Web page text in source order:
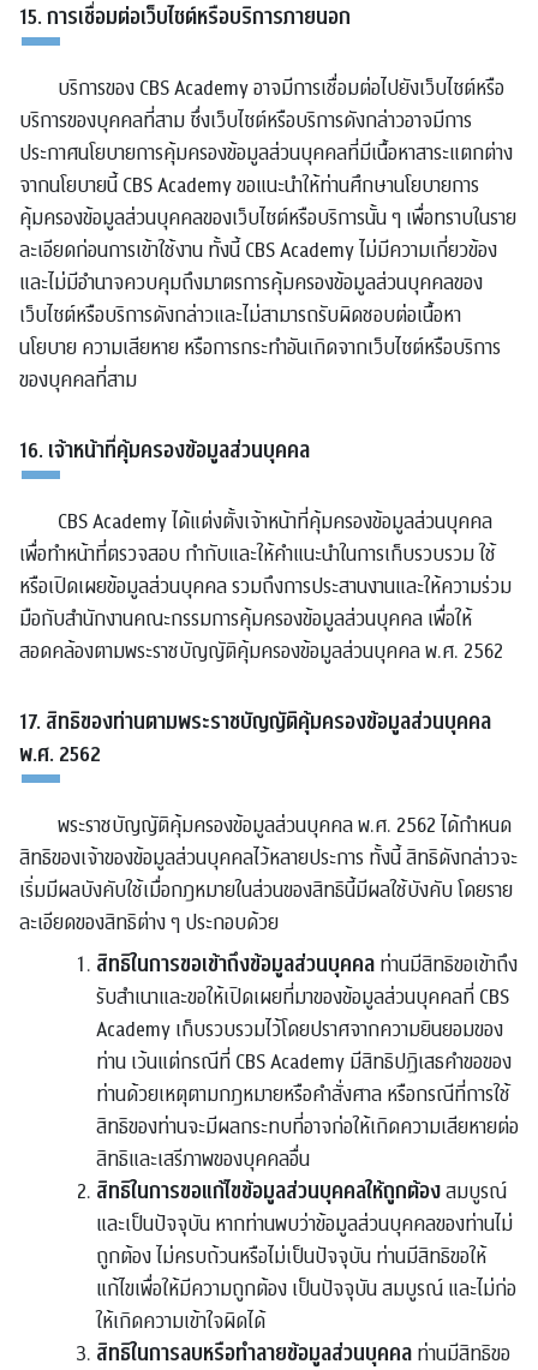
15. การเชื่อมต่อเว็บไซต์หรือบริการภายนอก
บริการของ CBS Academy อาจมีการเชื่อมต่อไปยังเว็บไซต์หรือ
บริการของบุคคลที่สาม ซึ่งเว็บไซต์หรือบริการดังกล่าวอาจมีการ
ประกาศนโยบายการคุ้มครองข้อมูลส่วนบุคคลที่มีเนื้อหาสาระแตกต่าง
จากนโยบายนี้ CBS Academy ขอแนะนำให้ท่านศึกษานโยบายการ
คุ้มครองข้อมูลส่วนบุคคลของเว็บไซต์หรือบริการนั้น ๆ เพื่อทราบในราย
ละเอียดก่อนการเข้าใช้งาน ทั้งนี้ CBS Academy ไม่มีความเกี่ยวข้อง
และไม่มีอำนาจควบคุมถึงมาตรการคุ้มครองข้อมูลส่วนบุคคลของ
เว็บไซต์หรือบริการดังกล่าวและไม่สามารถรับผิดชอบต่อเนื้อหา
นโยบาย ความเสียหาย หรือการกระทำอันเกิดจากเว็บไซต์หรือบริการ
ของบุคคลที่สาม
16. เจ้าหน้าที่คุ้มครองข้อมูลส่วนบุคคล
CBS Academy ได้แต่งตั้งเจ้าหน้าที่คุ้มครองข้อมูลส่วนบุคคล
เพื่อทำหน้าที่ตรวจสอบ กำกับและให้คำแนะนำในการเก็บรวบรวม ใช้
หรือเปิดเผยข้อมูลส่วนบุคคล รวมถึงการประสานงานและให้ความร่วม
มือกับสำนักงานคณะกรรมการคุ้มครองข้อมูลส่วนบุคคล เพื่อให้
สอดคล้องตามพระราชบัญญัติคุ้มครองข้อมูลส่วนบุคคล พ.ศ. 2562
17. สิทธิของท่านตามพระราชบัญญัติคุ้มครองข้อมูลส่วนบุคคล
พ.ศ. 2562
พระราชบัญญัติคุ้มครองข้อมูลส่วนบุคคล พ.ศ. 2562 ได้กำหนด
สิทธิของเจ้าของข้อมูลส่วนบุคคลไว้หลายประการ ทั้งนี้ สิทธิดังกล่าวจะ
เริ่มมีผลบังคับใช้เมื่อกฎหมายในส่วนของสิทธินี้มีผลใช้บังคับ โดยราย
ละเอียดของสิทธิต่าง ๆ ประกอบด้วย
สิทธิในการขอเข้าถึงข้อมูลส่วนบุคคล ท่านมีสิทธิขอเข้าถึง
รับสำเนาและขอให้เปิดเผยที่มาของข้อมูลส่วนบุคคลที่ CBS
Academy เก็บรวบรวมไว้โดยปราศจากความยินยอมของ
ท่าน เว้นแต่กรณีที่ CBS Academy มีสิทธิปฏิเสธคำขอของ
ท่านด้วยเหตุตามกฎหมายหรือคำสั่งศาล หรือกรณีที่การใช้
สิทธิของท่านจะมีผลกระทบที่อาจก่อให้เกิดความเสียหายต่อ
สิทธิและเสรีภาพของบุคคลอื่น
สิทธิในการขอแก้ไขข้อมูลส่วนบุคคลให้ถูกต้องสมบูรณ์
และเป็นปัจจุบัน หากท่านพบว่าข้อมูลส่วนบุคคลของท่านไม่
ถูกต้อง ไม่ครบถ้วนหรือไม่เป็นปัจจุบัน ท่านมีสิทธิขอให้
แก้ไขเพื่อให้มีความถูกต้อง เป็นปัจจุบัน สมบูรณ์ และไม่ก่อ
ให้เกิดความเข้าใจผิดได้
สิทธิในการลบหรือทำลายข้อมูลส่วนบุคคล ท่านมีสิทธิขอ